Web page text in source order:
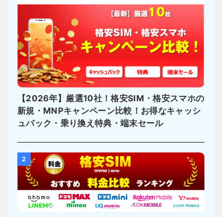
【2026年】厳選10社！格安SIM・格安スマホの
新規・MNPキャンペーン比較！お得なキャッシ
ュバック・乗り換え特典・端末セール
2